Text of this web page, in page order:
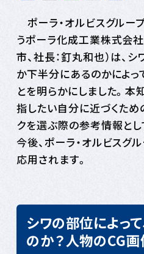
ポーラ・オルビスグルー
うポーラ化成工業株式会
市、社長：釘丸和也）は、
か下半分にあるのかによっ
とを明らかにしました。本
指したい自分に近づくた
クを選ぶ際の参考情報とし
今後、ポーラ・オルビスグ
応用されます。
シワの部位によっ
のか？人物のCG